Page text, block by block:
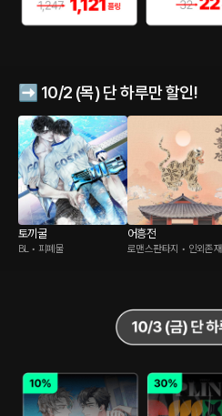
➡️ 10/2 (목) 단 하루만 할인!
토끼굴
BL • 피폐물
어흥전
로맨스판타지 • 인외존재